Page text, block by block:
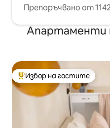
Препоръчвано от
Апартаменти
Най-популярен избор на
Избор на гостите